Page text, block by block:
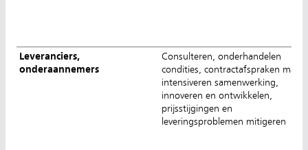
Leveranciers,
onderaannemers
Consulteren, onderhandelen
condities, contractafspraken
intensiveren samenwerking,
innoveren en ontwikkelen,
prijsstijgingen en
leveringsproblemen mitigeren